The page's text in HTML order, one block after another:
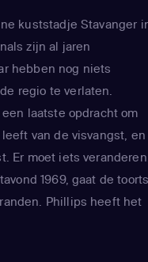
kuststadje Stavanger
zijn al jaren
hebben nog niets
regio te verlaten.
laatste opdracht om
van de visvangst, en
Er moet iets
1969, gaat de toorts
Phillips heeft het